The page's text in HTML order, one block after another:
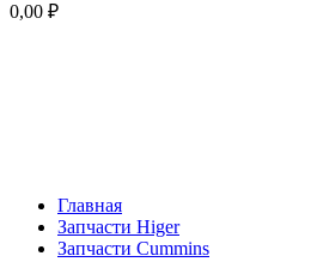
0,00 ₽
Главная
Запчасти Higer
Запчасти Cummins